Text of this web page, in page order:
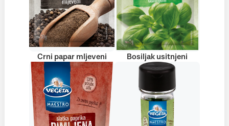
Crni papar mljeveni Bosiljak usitnjeni